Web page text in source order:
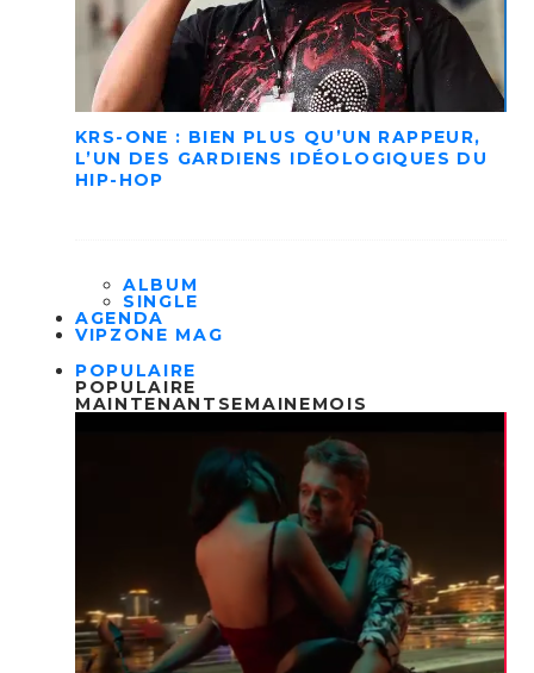
KRS-ONE : BIEN PLUS QU’UN RAPPEUR,
L’UN DES GARDIENS IDÉOLOGIQUES DU
HIP-HOP
ALBUM
SINGLE
AGENDA
VIPZONE MAG
POPULAIRE
POPULAIRE
MAINTENANT SEMAINEMOIS